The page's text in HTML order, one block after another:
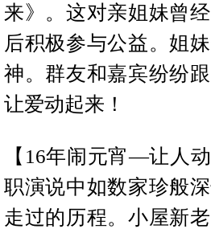
来》。这对亲姐妹曾
后积极参与公益。姐
神。群友和嘉宾纷纷
让爱动起来！
【16年闹元宵—让人
职演说中如数家珍般
走过的历程。小屋新